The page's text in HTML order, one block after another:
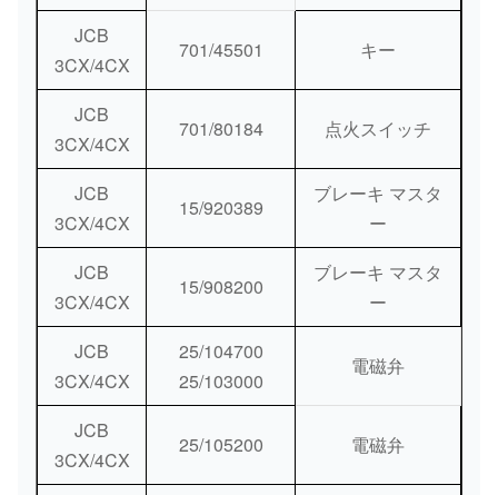
支払方法: 銀行/ウェスタン・ユニオン/Paypal
JCB
3CX/4CX
701/45501 キー
JCB
3CX/4CX
701/80184 点火スイッチ
JCB
3CX/4CX
15/920389
ブレーキ マスタ
ー
JCB
3CX/4CX
15/908200
ブレーキ マスタ
ー
JCB
3CX/4CX
25/104700
25/103000
電磁弁
JCB
3CX/4CX
25/105200 電磁弁